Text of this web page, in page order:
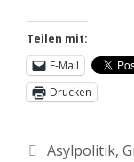
Teilen mit:
E-Mail
Drucken
Asylpolitik,